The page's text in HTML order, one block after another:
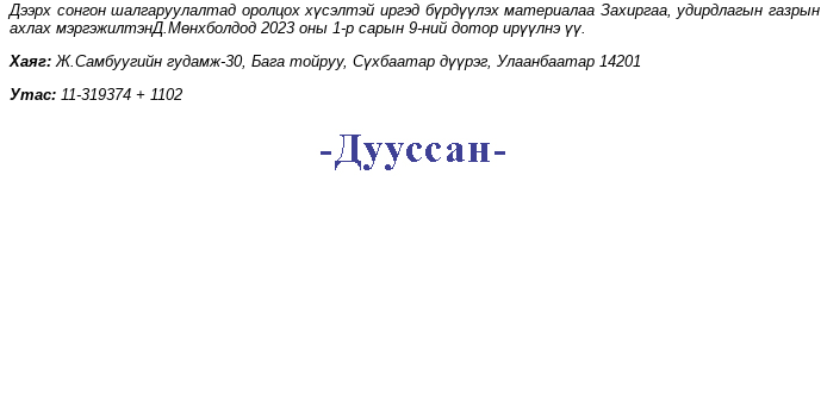
Дээрх сонгон шалгаруулалтад оролцох хүсэлтэй иргэд бүрдүүлэх материалаа Захиргаа, удирдлагын газрын
ахлах мэргэжилтэнД.Мөнхболдод 2023 оны 1-р сарын 9-ний дотор ирүүлнэ үү.
Хаяг: Ж.Самбуугийн гудамж-30, Бага тойруу, Сүхбаатар дүүрэг, Улаанбаатар 14201
Утас: 11-319374 + 1102